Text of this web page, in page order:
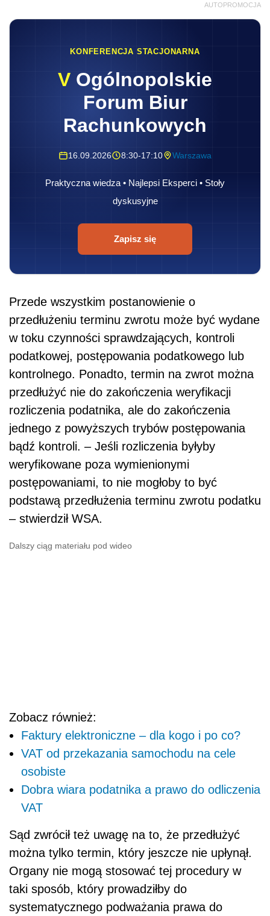
AUTOPROMOCJA
KONFERENCJA STACJONARNA
V Ogólnopolskie
Forum Biur
Rachunkowych
16.09.2026 8:30-17:10 Warszawa
Praktyczna wiedza • Najlepsi Eksperci • Stoły
dyskusyjne
Zapisz się
Przede wszystkim postanowienie o
przedłużeniu terminu zwrotu może być wydane
w toku czynności sprawdzających, kontroli
podatkowej, postępowania podatkowego lub
kontrolnego. Ponadto, termin na zwrot można
przedłużyć nie do zakończenia weryfikacji
rozliczenia podatnika, ale do zakończenia
jednego z powyższych trybów postępowania
bądź kontroli. – Jeśli rozliczenia byłyby
weryfikowane poza wymienionymi
postępowaniami, to nie mogłoby to być
podstawą przedłużenia terminu zwrotu podatku
– stwierdził WSA.
Dalszy ciąg materiału pod wideo
Zobacz również:
Faktury elektroniczne – dla kogo i po co?
VAT od przekazania samochodu na cele
osobiste
Dobra wiara podatnika a prawo do odliczenia
VAT
Sąd zwrócił też uwagę na to, że przedłużyć
można tylko termin, który jeszcze nie upłynął.
Organy nie mogą stosować tej procedury w
taki sposób, który prowadziłby do
systematycznego podważania prawa do